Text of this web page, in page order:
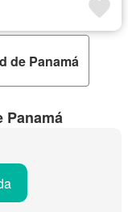
de Panamá
Panamá